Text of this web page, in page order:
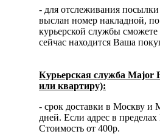
- для отслеживания
выслан номер накладной,
курьерской службы сможете
сейчас находится Ваша
Курьерская служба Major
или квартиру):
- срок доставки в Москву и
дней. Если адрес в
Стоимость от 400р.